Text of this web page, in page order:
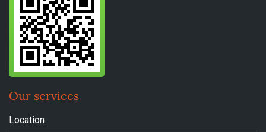
Our services
Location